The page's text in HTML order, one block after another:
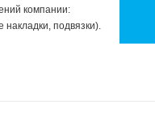
компании:
накладки, подвязки).